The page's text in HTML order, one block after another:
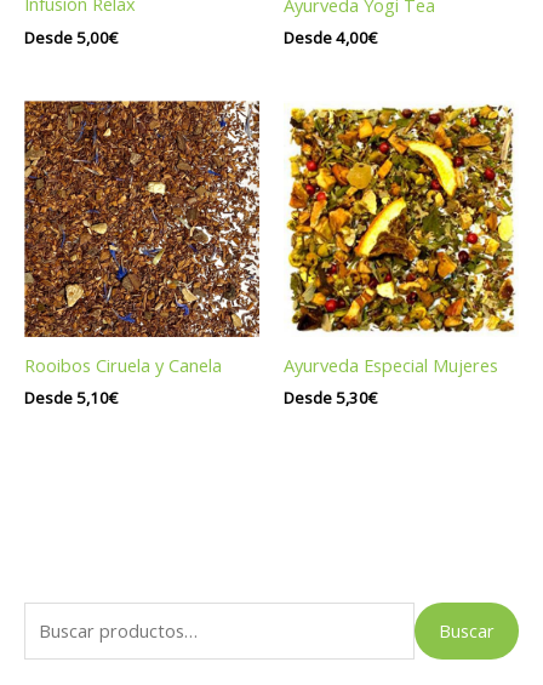
Desde5,00€
Ayurveda Yogi Tea
Desde4,00€
Rooibos Ciruela y Canela
Desde5,10€
Ayurveda Especial Mujeres
Desde5,30€
u
Buscar